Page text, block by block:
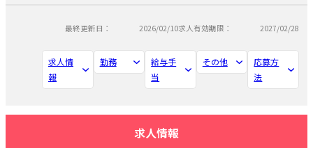
最終更新日： 2026/02/10求人有効期限： 2027/02/28
求人情
報
勤務
給与手
当
その他
応募方
法
求人情報